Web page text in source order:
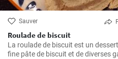
Sauver
Roulade de biscuit
La roulade de biscuit est un
fine pâte de biscuit et de diverses